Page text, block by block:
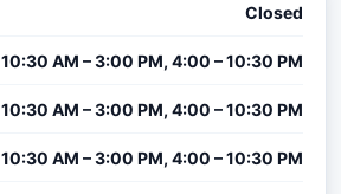
Closed
10:30 AM – 3:00 PM, 4:00 – 10:30 PM
10:30 AM – 3:00 PM, 4:00 – 10:30 PM
10:30 AM – 3:00 PM, 4:00 – 10:30 PM